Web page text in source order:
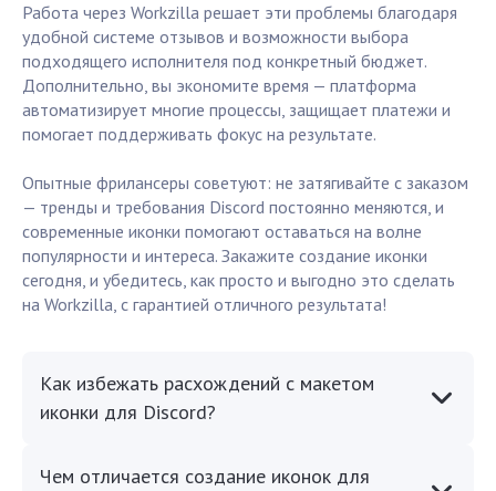
Работа через Workzilla решает эти проблемы благодаря
удобной системе отзывов и возможности выбора
подходящего исполнителя под конкретный бюджет.
Дополнительно, вы экономите время — платформа
автоматизирует многие процессы, защищает платежи и
помогает поддерживать фокус на результате.
Опытные фрилансеры советуют: не затягивайте с заказом
— тренды и требования Discord постоянно меняются, и
современные иконки помогают оставаться на волне
популярности и интереса. Закажите создание иконки
сегодня, и убедитесь, как просто и выгодно это сделать
на Workzilla, с гарантией отличного результата!
Как избежать расхождений с макетом
иконки для Discord?
Чем отличается создание иконок для